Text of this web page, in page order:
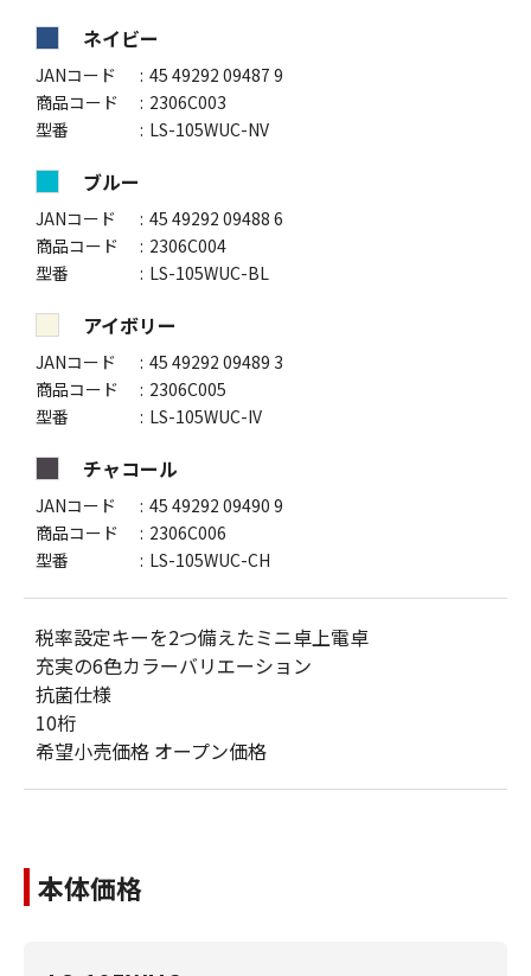
ネイビー
JANコード
45 49292 09487 9
商品コード
2306C003
型番
LS-105WUC-NV
ブルー
JANコード
45 49292 09488 6
商品コード
2306C004
型番
LS-105WUC-BL
アイボリー
JANコード
45 49292 09489 3
商品コード
2306C005
型番
LS-105WUC-IV
チャコール
JANコード
45 49292 09490 9
商品コード
2306C006
型番
LS-105WUC-CH
税率設定キーを2つ備えたミニ卓上電卓
充実の6色カラーバリエーション
抗菌仕様
10桁
希望小売価格 オープン価格
本体価格